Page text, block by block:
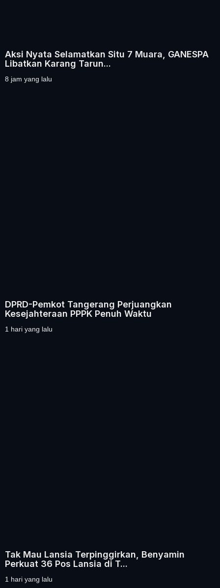
Aksi Nyata Selamatkan Situ 7 Muara, GANESPA
Libatkan Karang Tarun...
8 jam yang lalu
DPRD-Pemkot Tangerang Perjuangkan
Kesejahteraan PPPK Penuh Waktu
1 hari yang lalu
Tak Mau Lansia Terpinggirkan, Benyamin
Perkuat 36 Pos Lansia di T...
1 hari yang lalu